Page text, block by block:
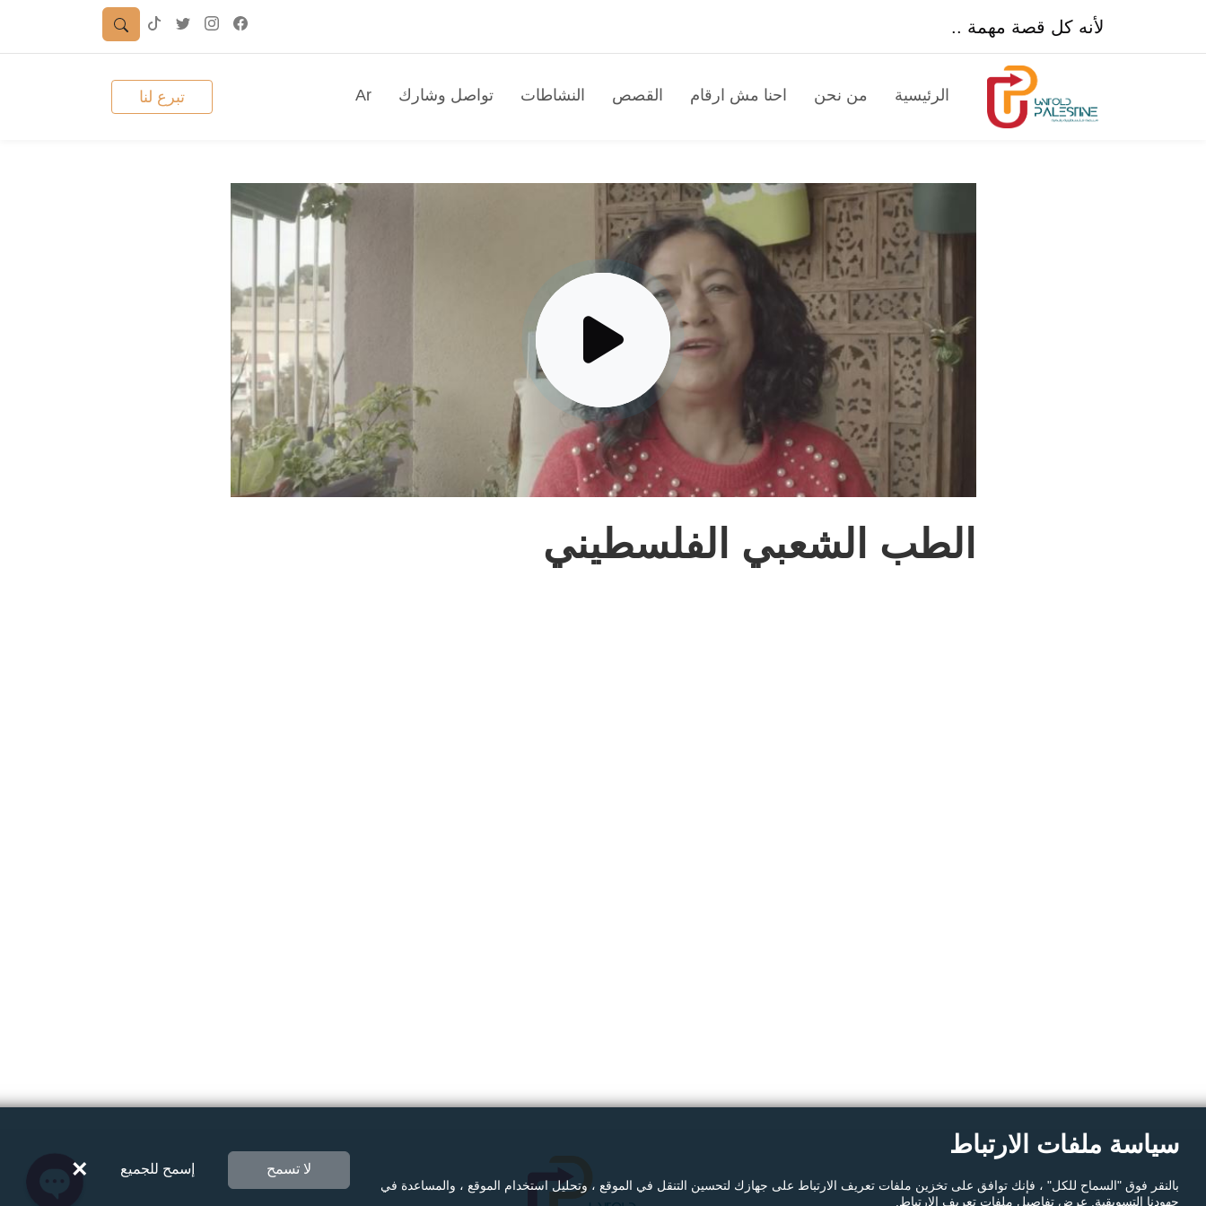
لأنه كل قصة مهمة ..
الرئيسية من نحن احنا مش ارقام القصص النشاطات تواصل وشارك Ar تبرع لنا
الطب الشعبي الفلسطيني
سياسة ملفات الارتباط
بالنقر فوق "السماح للكل" ، فإنك توافق على تخزين ملفات تعريف الارتباط على جهازك لتحسين التنقل في الموقع ، وتحليل استخدام الموقع ، والمساعدة في
جهودنا التسويقية. عرض تفاصيل ملفات تعريف الارتباط.
لا تسمح إسمح للجميع ×